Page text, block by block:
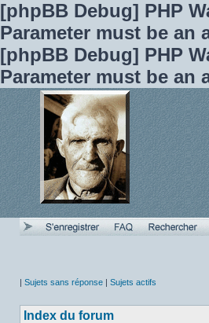
[phpBB Debug] PHP
Parameter must be an
[phpBB Debug] PHP
Parameter must be an
| Sujets sans réponse | Sujets actifs
Index du forum